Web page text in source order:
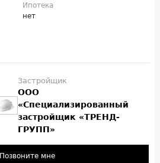
Ипотека
нет
Застройщик
ООО
«Специализированный
застройщик «ТРЕНД-
ГРУПП»
Позвоните мне